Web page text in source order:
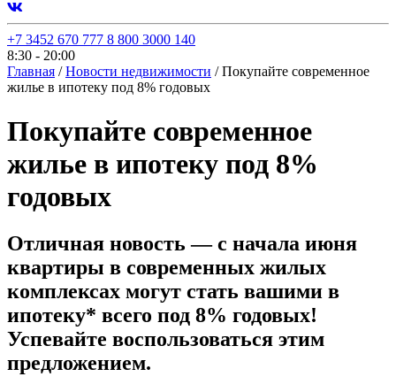
+7 3452 670 777 8 800 3000 140
8:30 - 20:00
Главная / Новости недвижимости / Покупайте современное
жилье в ипотеку под 8% годовых
Покупайте современное
жилье в ипотеку под 8%
годовых
Отличная новость — с начала июня
квартиры в современных жилых
комплексах могут стать вашими в
ипотеку* всего под 8% годовых!
Успевайте воспользоваться этим
предложением.